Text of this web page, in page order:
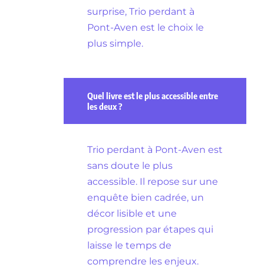
surprise, Trio perdant à
Pont-Aven est le choix le
plus simple.
Quel livre est le plus accessible entre
les deux ?
Trio perdant à Pont-Aven est
sans doute le plus
accessible. Il repose sur une
enquête bien cadrée, un
décor lisible et une
progression par étapes qui
laisse le temps de
comprendre les enjeux.